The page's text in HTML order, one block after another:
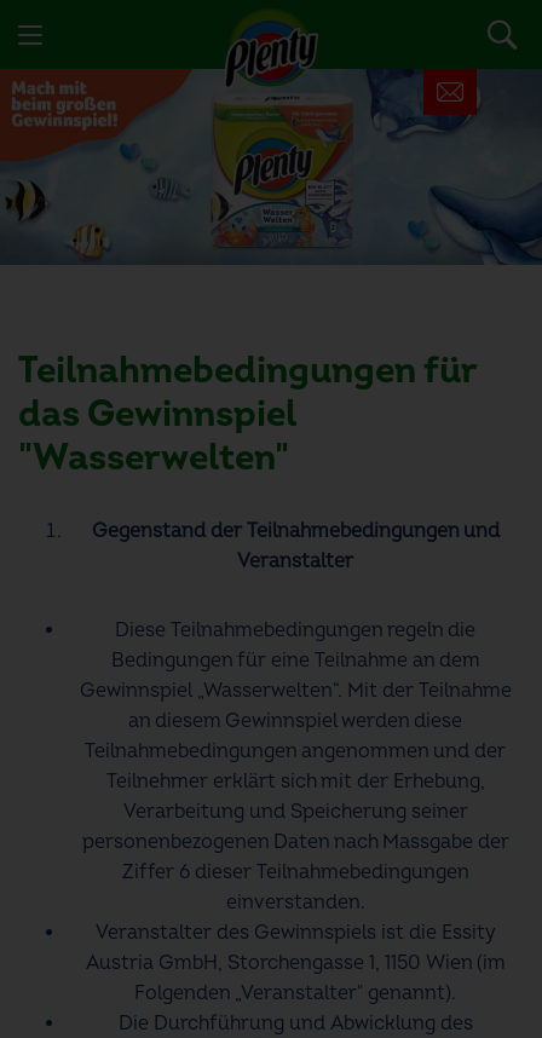
Teilnahmebedingungen für
das Gewinnspiel
"Wasserwelten"
Gegenstand der Teilnahmebedingungen und
Veranstalter
Diese Teilnahmebedingungen regeln die
Bedingungen für eine Teilnahme an dem
Gewinnspiel „Wasserwelten“. Mit der Teilnahme
an diesem Gewinnspiel werden diese
Teilnahmebedingungen angenommen und der
Teilnehmer erklärt sich mit der Erhebung,
Verarbeitung und Speicherung seiner
personenbezogenen Daten nach Massgabe der
Ziffer 6 dieser Teilnahmebedingungen
einverstanden.
Veranstalter des Gewinnspiels ist die Essity
Austria GmbH, Storchengasse 1, 1150 Wien (im
Folgenden „Veranstalter" genannt).
Die Durchführung und Abwicklung des